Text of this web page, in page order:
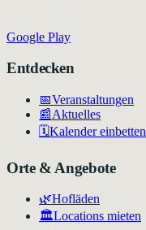
Google Play
Entdecken
📅Veranstaltungen
📰Aktuelles
🗓️Kalender einbetten
Orte & Angebote
🌿Hofläden
🏛️Locations mieten